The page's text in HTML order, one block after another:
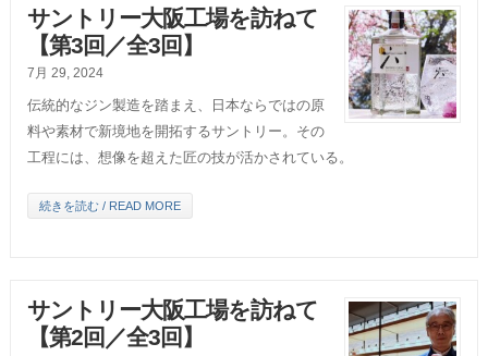
サントリー大阪工場を訪ねて
【第3回／全3回】
7月 29, 2024
伝統的なジン製造を踏まえ、日本ならではの原
料や素材で新境地を開拓するサントリー。その
工程には、想像を超えた匠の技が活かされている。
続きを読む / READ MORE
サントリー大阪工場を訪ねて
【第2回／全3回】